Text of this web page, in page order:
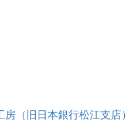
房（旧日本銀行松江支店